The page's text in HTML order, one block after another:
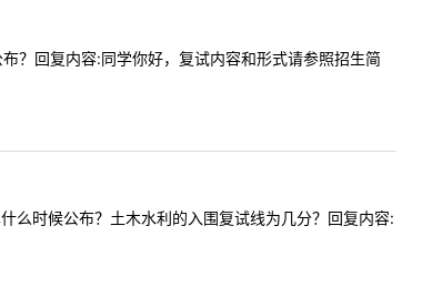
？回复内容:同学你好，复试内容和形式请参照招生简
时候公布？土木水利的入围复试线为几分？回复内容: